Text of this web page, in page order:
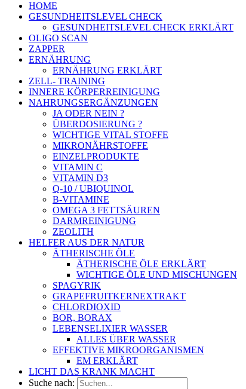
HOME
GESUNDHEITSLEVEL CHECK
GESUNDHEITSLEVEL CHECK ERKLÄRT
OLIGO SCAN
ZAPPER
ERNÄHRUNG
ERNÄHRUNG ERKLÄRT
ZELL- TRAINING
INNERE KÖRPERREINIGUNG
NAHRUNGSERGÄNZUNGEN
JA ODER NEIN ?
ÜBERDOSIERUNG ?
WICHTIGE VITAL STOFFE
MIKRONÄHRSTOFFE
EINZELPRODUKTE
VITAMIN C
VITAMIN D3
Q-10 / UBIQUINOL
B-VITAMINE
OMEGA 3 FETTSÄUREN
DARMREINIGUNG
ZEOLITH
HELFER AUS DER NATUR
ÄTHERISCHE ÖLE
ÄTHERISCHE ÖLE ERKLÄRT
WICHTIGE ÖLE UND MISCHUNGEN
SPAGYRIK
GRAPEFRUITKERNEXTRAKT
CHLORDIOXID
BOR, BORAX
LEBENSELIXIER WASSER
ALLES ÜBER WASSER
EFFEKTIVE MIKROORGANISMEN
EM ERKLÄRT
LICHT DAS KRANK MACHT
Suche nach: